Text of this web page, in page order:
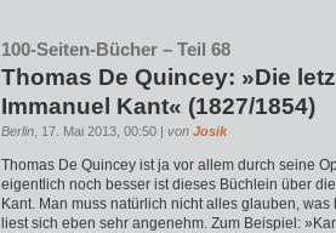
100-Seiten-Bücher – Teil 68
Thomas De Quincey: »Die
Immanuel Kant« (1827/1854)
Berlin , 17. Mai 2013, 00:50 | von Josik
Thomas De Quincey ist ja vor allem durch seine
eigentlich noch besser ist dieses Büchlein über
Kant. Man muss natürlich nicht alles glauben,
liest sich eben sehr angenehm. Zum Beispiel: